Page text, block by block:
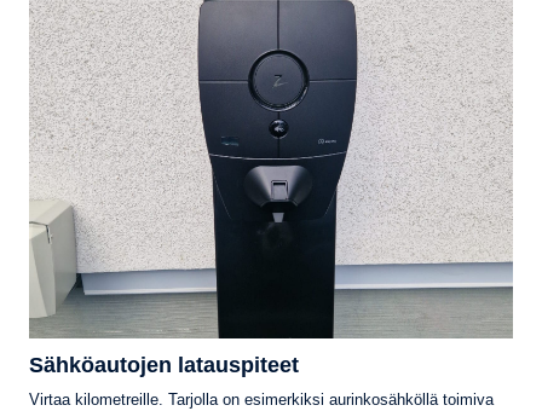
Sähköautojen latauspiteet
Virtaa kilometreille. Tarjolla on esimerkiksi aurinkosähköllä toimiva